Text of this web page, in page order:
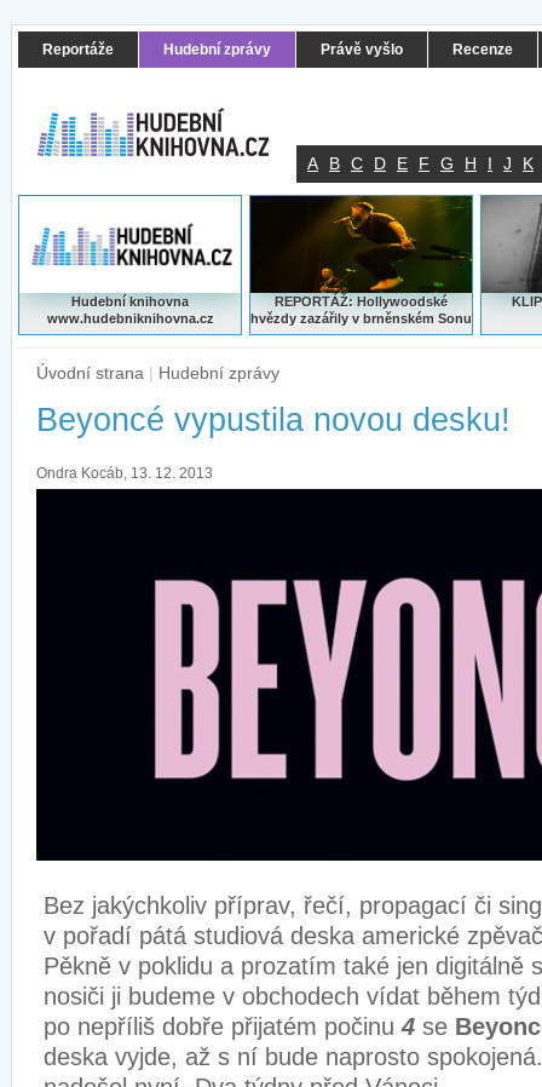
Reportáže Hudební zprávy Právě vyšlo Recenze
A B C D E F G H I J K
Hudební knihovna
www.hudebniknihovna.cz
REPORTÁŽ: Hollywoodské
hvězdy zazářily v brněnském Sonu
Úvodní strana | Hudební zprávy
Beyoncé vypustila novou desku!
Ondra Kocáb, 13. 12. 2013
Bez jakýchkoliv příprav, řečí, propagací či
v pořadí pátá studiová deska americké
Pěkně v poklidu a prozatím také jen digitálně
nosiči ji budeme v obchodech vídat během
po nepříliš dobře přijatém počinu4 se
deska vyjde, až s ní bude naprosto